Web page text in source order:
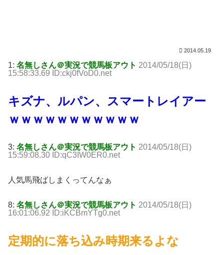
2014.05.19
1: 名無しさん＠実況で競馬板アウト 2014/05/18(日)
15:58:33.69 ID:ckj0fVoD0.net
キズナ、ルパン、スマートレイアー
ｗｗｗｗｗｗｗｗｗｗｗ
3: 名無しさん＠実況で競馬板アウト 2014/05/18(日)
15:59:08.30 ID:qC3IW0ER0.net
人気馬飛ばしまくってんなぁ
8: 名無しさん＠実況で競馬板アウト 2014/05/18(日)
16:01:06.92 ID:iKCBmYTg0.net
定期的に落ち込み時期来るよな